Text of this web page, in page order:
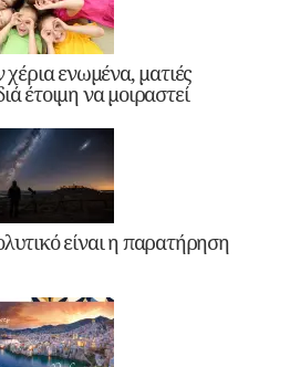
χέρια ενωμένα, ματιές
έτοιμη να μοιραστεί
είναι η παρατήρηση